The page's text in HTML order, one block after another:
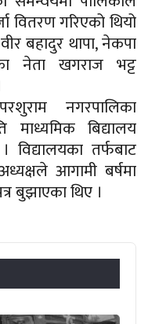
वितरण गरिएको थियो
बहादुर थापा, नेकपा
नेता खगराज भट्ट
नगरपालिका
माध्यमिक बिद्यालय
विद्यालयका तर्फबाट
आगामी बर्षमा
बुझाएका थिए ।